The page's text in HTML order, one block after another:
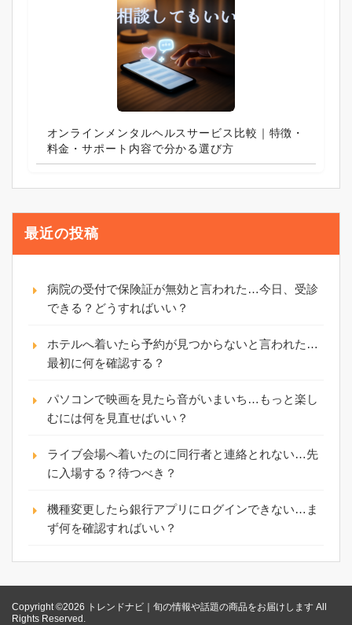
オンラインメンタルヘルスサービス比較｜特徴・
料金・サポート内容で分かる選び方
最近の投稿
病院の受付で保険証が無効と言われた…今日、受診
できる？どうすればいい？
ホテルへ着いたら予約が見つからないと言われた…
最初に何を確認する？
パソコンで映画を見たら音がいまいち…もっと楽し
むには何を見直せばいい？
ライブ会場へ着いたのに同行者と連絡とれない…先
に入場する？待つべき？
機種変更したら銀行アプリにログインできない…ま
ず何を確認すればいい？
Copyright ©2026 トレンドナビ｜旬の情報や話題の商品をお届けします All
Rights Reserved.